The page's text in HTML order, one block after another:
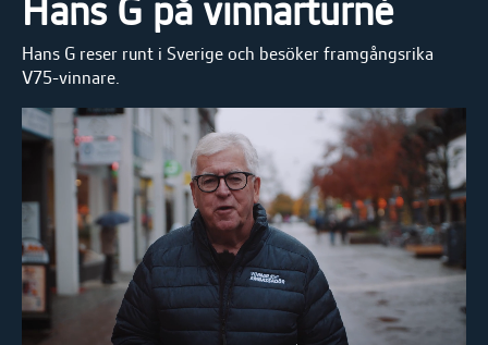
Hans G på vinnarturné
Hans G reser runt i Sverige och besöker framgångsrika
V75-vinnare.